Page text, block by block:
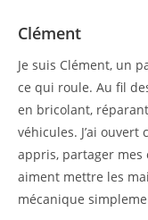
Clément
Je suis Clément, un
ce qui roule. Au fil
en bricolant,
véhicules. J’ai
appris, partager mes
aiment mettre les
mécanique